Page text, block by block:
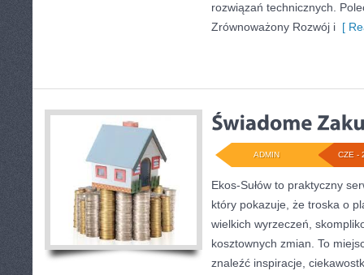
rozwiązań technicznych.
Zrównoważony Rozwój i [
CZE -
ADMIN
Ekos-Sułów to praktyczny
który pokazuje, że troska o
wielkich wyrzeczeń,
kosztownych zmian. To
znaleźć inspiracje,